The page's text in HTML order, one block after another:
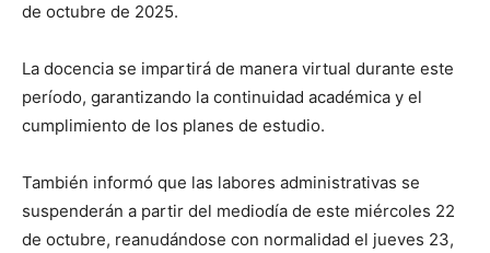
de octubre de 2025.
La docencia se impartirá de manera virtual durante este
período, garantizando la continuidad académica y el
cumplimiento de los planes de estudio.
También informó que las labores administrativas se
suspenderán a partir del mediodía de este miércoles 22
de octubre, reanudándose con normalidad el jueves 23,